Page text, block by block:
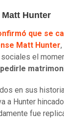
Hunter
que se
Matt Hunter
el
pedirle
en sus
a Hunter
fue